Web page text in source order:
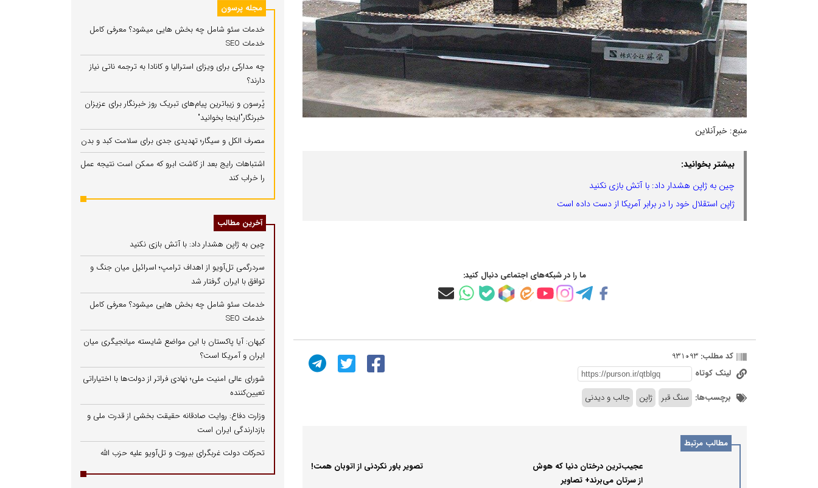
منبع: خبرآنلاین
بیشتر بخوانید:
چین به ژاپن هشدار داد: با آتش بازی نکنید
ژاپن استقلال خود را در برابر آمریکا از دست داده است
ما را در شبکه‌های اجتماعی دنبال کنید:
کد مطلب: 931093
لینک کوتاه
برچسب‌ها: سنگ قبر ژاپن جالب و دیدنی
مطالب مرتبط
عجیب‌ترین درختان دنیا که هوش
از سرتان می‌برند+ تصاویر
تصویر باور نکردنی از اتوبان همت!
مجله پرسون
خدمات سئو شامل چه بخش هایی میشود؟ معرفی کامل
خدمات SEO
چه مدارکی برای ویزای استرالیا و کانادا به ترجمه ناتی نیاز
دارند؟
پُرسون و زیباترین پیام‌های تبریک روز خبرنگار برای عزیزان
خبرنگار"اینجا بخوانید"
مصرف الکل و سیگار؛ تهدیدی جدی برای سلامت کبد و بدن
اشتباهات رایج بعد از کاشت ابرو که ممکن است نتیجه عمل
را خراب کند
آخرین مطالب
چین به ژاپن هشدار داد: با آتش بازی نکنید
سردرگمی تل‌آویو از اهداف ترامپ؛ اسرائیل میان جنگ و
توافق با ایران گرفتار شد
خدمات سئو شامل چه بخش هایی میشود؟ معرفی کامل
خدمات SEO
کیهان: آیا پاکستان با این مواضع شایسته میانجیگری میان
ایران و آمریکا است؟
شورای عالی امنیت ملی؛ نهادی فراتر از دولت‌ها با اختیاراتی
تعیین‌کننده
وزارت دفاع: روایت صادقانه حقیقت بخشی از قدرت ملی و
بازدارندگی ایران است
تحرکات دولت غربگرای بیروت و تل‌آویو علیه حزب الله